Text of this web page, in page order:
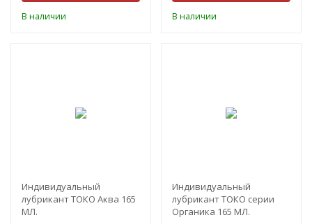
В наличии В наличии
Индивидуальный
лубрикант ТОКО Аква 165
МЛ.
Индивидуальный
лубрикант ТОКО серии
Органика 165 МЛ.